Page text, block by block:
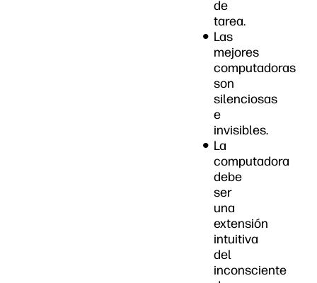
de
tarea.
Las
mejores
computadoras
son
silenciosas
e
invisibles.
La
computadora
debe
ser
una
extensión
intuitiva
del
inconsciente